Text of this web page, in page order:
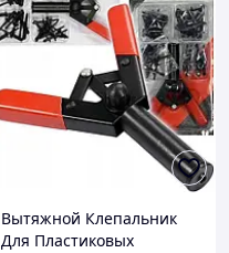
Вытяжной Клепальник
Для Пластиковых